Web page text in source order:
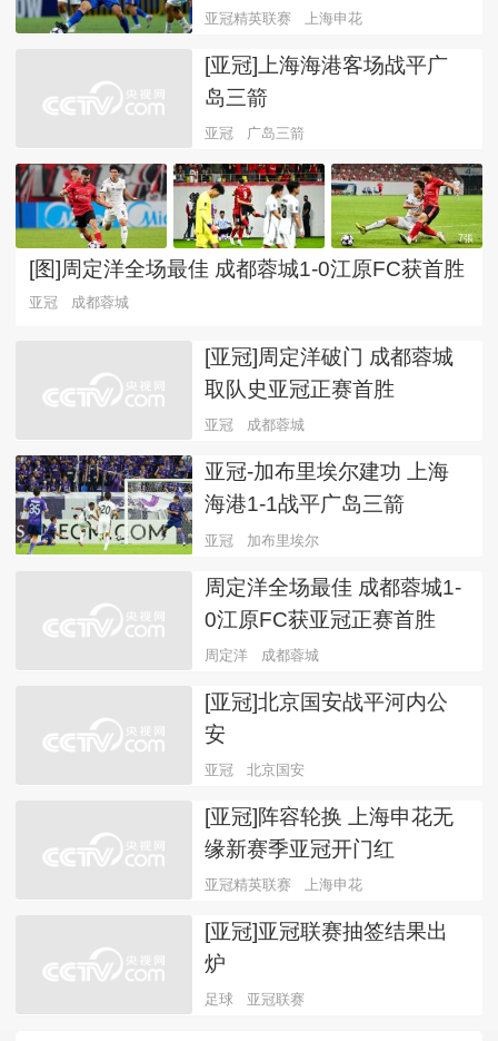
亚冠精英联赛 上海申花
[亚冠]上海海港客场战平广
岛三箭
亚冠 广岛三箭
[图]周定洋全场最佳 成都蓉城1-0江原FC获首胜
7張
亚冠 成都蓉城
[亚冠]周定洋破门 成都蓉城
取队史亚冠正赛首胜
亚冠 成都蓉城
亚冠-加布里埃尔建功 上海
海港1-1战平广岛三箭
亚冠 加布里埃尔
周定洋全场最佳 成都蓉城1-
0江原FC获亚冠正赛首胜
周定洋 成都蓉城
[亚冠]北京国安战平河内公
安
亚冠 北京国安
[亚冠]阵容轮换 上海申花无
缘新赛季亚冠开门红
亚冠精英联赛 上海申花
[亚冠]亚冠联赛抽签结果出
炉
足球 亚冠联赛